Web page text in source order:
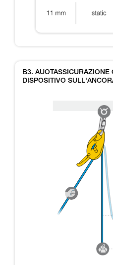
B3. AUOTASSICURAZIONE
DISPOSITIVO